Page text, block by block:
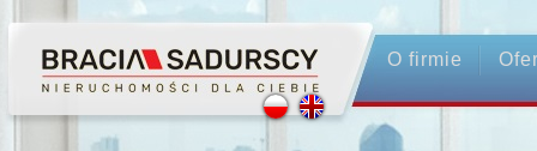
O firmie